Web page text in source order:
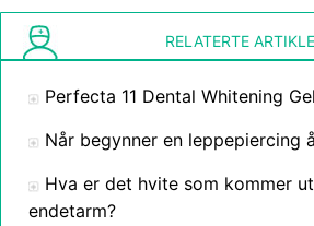
RELATERTE
Perfecta 11 Dental Whitening
Når begynner en leppepiercing
Hva er det hvite som kommer
endetarm?